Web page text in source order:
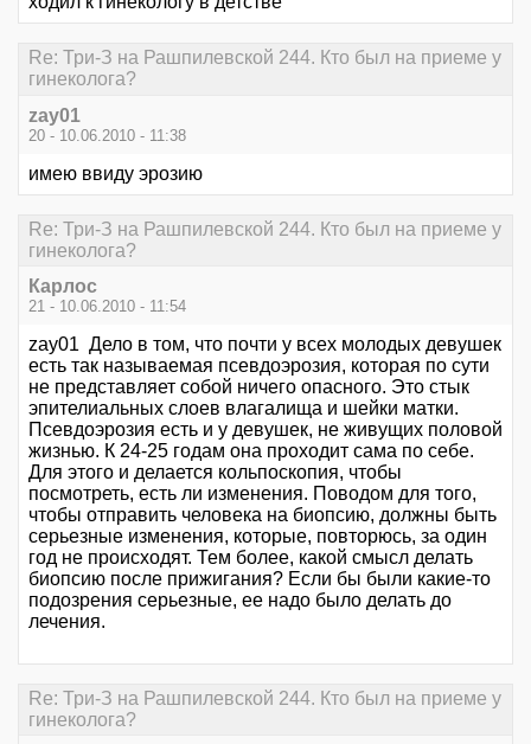
Re: Три-З на Рашпилевской 244. Кто был на приеме у
гинеколога?
zay01
20 - 10.06.2010 - 11:38
имею ввиду эрозию
Re: Три-З на Рашпилевской 244. Кто был на приеме у
гинеколога?
Карлос
21 - 10.06.2010 - 11:54
zay01 Дело в том, что почти у всех молодых девушек
есть так называемая псевдоэрозия, которая по сути
не представляет собой ничего опасного. Это стык
эпителиальных слоев влагалища и шейки матки.
Псевдоэрозия есть и у девушек, не живущих половой
жизнью. К 24-25 годам она проходит сама по себе.
Для этого и делается кольпоскопия, чтобы
посмотреть, есть ли изменения. Поводом для того,
чтобы отправить человека на биопсию, должны быть
серьезные изменения, которые, повторюсь, за один
год не происходят. Тем более, какой смысл делать
биопсию после прижигания? Если бы были какие-то
подозрения серьезные, ее надо было делать до
лечения.
Re: Три-З на Рашпилевской 244. Кто был на приеме у
гинеколога?